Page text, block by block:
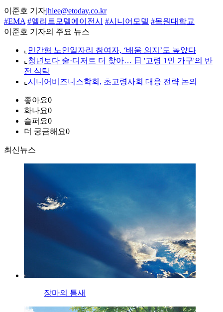
이준호 기자jhlee@etoday.co.kr
#EMA #엘리트모델에이전시 #시니어모델 #목원대학교
이준호 기자의 주요 뉴스
⌞ 민간형 노인일자리 참여자, ‘배움 의지’도 높았다
⌞ 청년보다 술·디저트 더 찾아… 日 '고령 1인 가구'의 반
전 식탁
⌞ 시니어비즈니스학회, 초고령사회 대응 전략 논의
좋아요0
화나요0
슬퍼요0
더 궁금해요0
최신뉴스
장마의 틈새